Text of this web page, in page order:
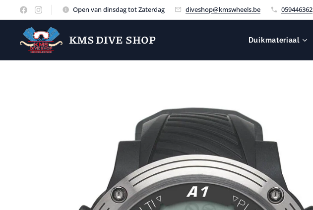
Open van dinsdag tot Zaterdag diveshop@kmswheels.be 059446362
KMS DIVE SHOP Duikmateriaal